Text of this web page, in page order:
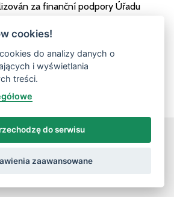
za finanční podpory Úřadu
a Rady vlády pro národnostní
menšiny.
Senatu.
cookies!
do analizy danych o
i wyświetlania
treści.
do serwisu
zaawansowane